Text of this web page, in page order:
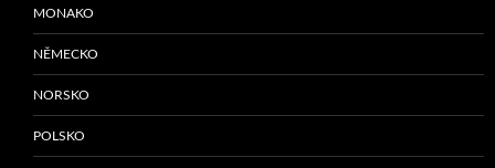
MONAKO
NĚMECKO
NORSKO
POLSKO